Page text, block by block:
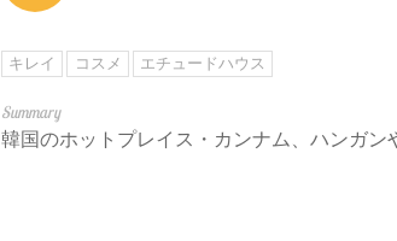
キレイ コスメ エチュードハウス
韓国のホットプレイス・カンナム、ハンガン